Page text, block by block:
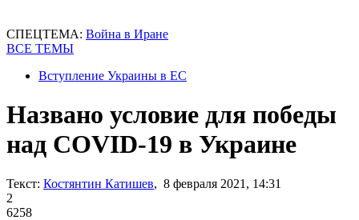
СПЕЦТЕМА: Война в Иране
ВСЕ ТЕМЫ
Вступление Украины в ЕС
Названо условие для победы
над COVID-19 в Украине
Текст: Костянтин Катишев, 8 февраля 2021, 14:31
2
6258